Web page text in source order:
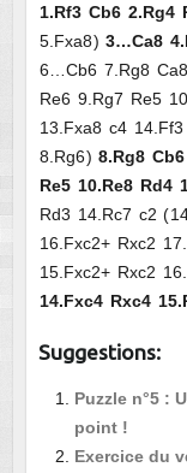
1.Rf3 Cb6 2.Rg4
5. Fxa8 3…Ca8 4.
6… Cb6 7. Rg8 Ca8
Re6 9. Rg7 Re5 10.
13. Fxa8 c4 14. Ff3
8. Rg6 8.Rg8 Cb6
Re5 10.Re8 Rd4
Rd3 14. Rc7 c2
16. Fxc2+ Rxc2 17.
15. Fxc2+ Rxc2 16.
14.Fxc4 Rxc4 15.
Suggestions:
Puzzle n°5 :
point !
Exercice du